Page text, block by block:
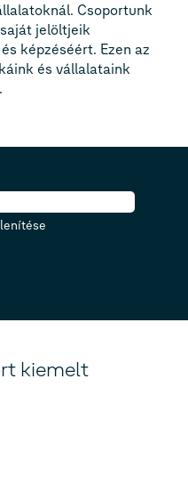
Csoportunk
jelöltjeik
képzéséért. Ezen az
és vállalataink
kiemelt